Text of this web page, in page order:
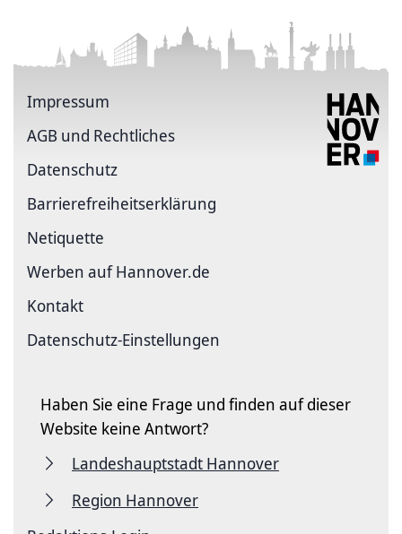
Impressum
AGB und Rechtliches
Datenschutz
Barriere­freiheits­erklärung
Netiquette
Werben auf Hannover.de
Kontakt
Datenschutz-Einstellungen
Haben Sie eine Frage und finden auf dieser
Website keine Antwort?
Landeshauptstadt Hannover
Region Hannover